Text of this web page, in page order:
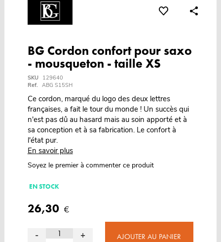
BG Cordon confort pour saxo
- mousqueton - taille XS
SKU
129640
Ref. ABG S15SH
Ce cordon, marqué du logo des deux lettres
françaises, a fait le tour du monde ! Un succès qui
n'est pas dû au hasard mais au soin apporté et à
sa conception et à sa fabrication. Le confort à
l'état pur.
En savoir plus
Soyez le premier à commenter ce produit
EN STOCK
26,30 €
- + AJOUTER AU PANIER